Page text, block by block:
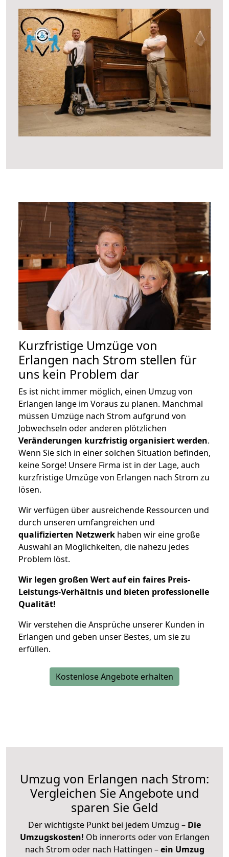
Kurzfristige Umzüge von
Erlangen nach Strom stellen für
uns kein Problem dar
Es ist nicht immer möglich, einen Umzug von
Erlangen lange im Voraus zu planen. Manchmal
müssen Umzüge nach Strom aufgrund von
Jobwechseln oder anderen plötzlichen
Veränderungen kurzfristig organisiert werden.
Wenn Sie sich in einer solchen Situation befinden,
keine Sorge! Unsere Firma ist in der Lage, auch
kurzfristige Umzüge von Erlangen nach Strom zu
lösen.
Wir verfügen über ausreichende Ressourcen und
durch unseren umfangreichen und
qualifizierten Netzwerk haben wir eine große
Auswahl an Möglichkeiten, die nahezu jedes
Problem löst.
Wir legen großen Wert auf ein faires Preis-
Leistungs-Verhältnis und bieten professionelle
Qualität!
Wir verstehen die Ansprüche unserer Kunden in
Erlangen und geben unser Bestes, um sie zu
erfüllen.
Kostenlose Angebote erhalten
Umzug von Erlangen nach Strom:
Vergleichen Sie Angebote und
sparen Sie Geld
Der wichtigste Punkt bei jedem Umzug – Die
Umzugskosten! Ob innerorts oder von Erlangen
nach Strom oder nach Hattingen –ein Umzug